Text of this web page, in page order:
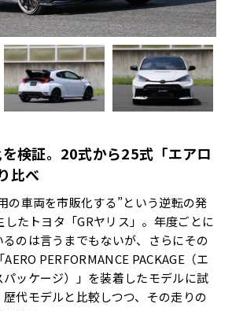
検証。 20式から25式「エアロ
比べ
の車両を市販化する”という逆転の発
したトヨタ「GRヤリス」。年度ごとに
のは言うまでもないが、さらにその
PERFORMANCE PACKAGE（エ
ッケージ）」を装着したモデルに試
代モデルと比較しつつ、その走りの